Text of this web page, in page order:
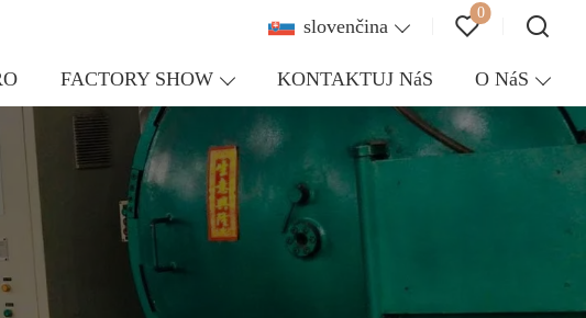
slovenčina
0
FACTORY SHOW KONTAKTUJ NáS O NáS